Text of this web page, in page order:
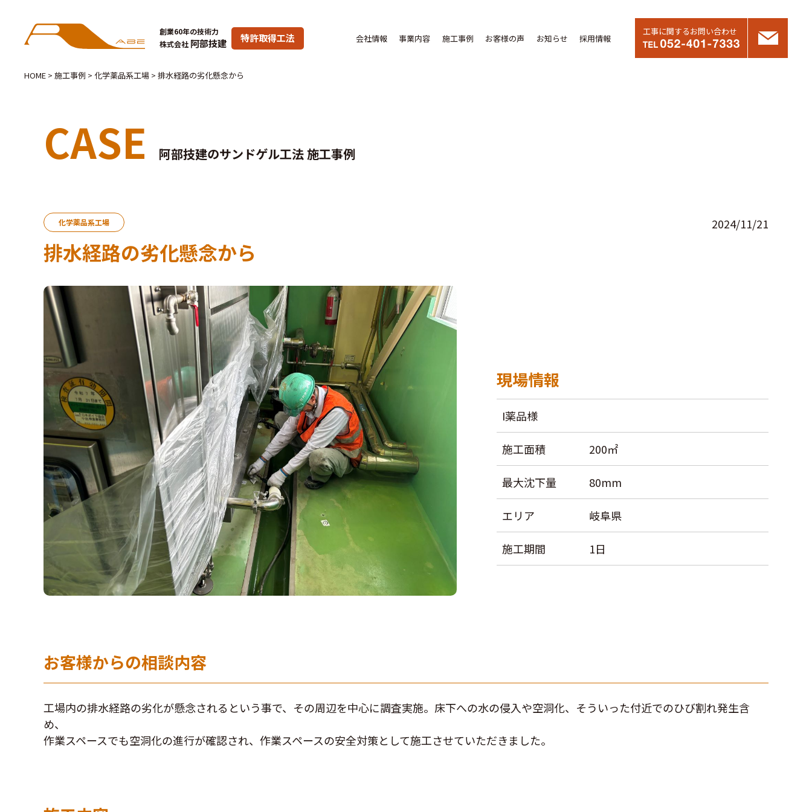
創業60年の技術力
株式会社 阿部技建 特許取得工法 会社情報 事業内容 施工事例 お客様の声 お知らせ 採用情報
工事に関するお問い合わせ
HOME > 施工事例 > 化学薬品系工場 > 排水経路の劣化懸念から
CASE 阿部技建のサンドゲル工法 施工事例
化学薬品系工場 2024/11/21
排水経路の劣化懸念から
現場情報
I薬品様
施工面積 200㎡
最大沈下量 80mm
エリア 岐阜県
施工期間 1日
お客様からの相談内容
工場内の排水経路の劣化が懸念されるという事で、その周辺を中心に調査実施。床下への水の侵入や空洞化、そういった付近でのひび割れ発生含
め、
作業スペースでも空洞化の進行が確認され、作業スペースの安全対策として施工させていただきました。